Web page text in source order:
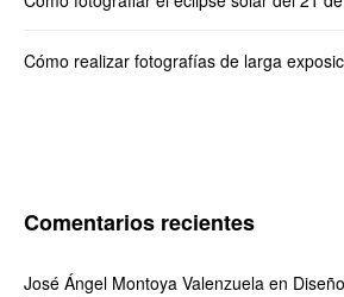
Cómo realizar fotografías de larga
Comentarios recientes
José Ángel Montoya Valenzuela en